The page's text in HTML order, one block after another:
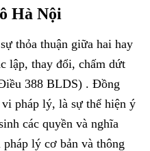
Hà Nội
thỏa thuận giữa hai hay
lập, thay đổi, chấm dứt
388 BLDS) . Đồng
pháp lý, là sự thể hiện ý
các quyền và nghĩa
lý cơ bản và thông